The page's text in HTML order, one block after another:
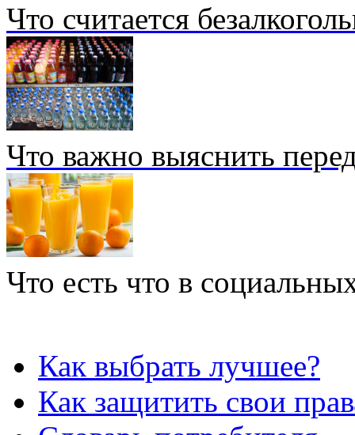
Что считается
Что важно выяснить
Что есть что в
Как выбрать лучшее?
Как защитить свои